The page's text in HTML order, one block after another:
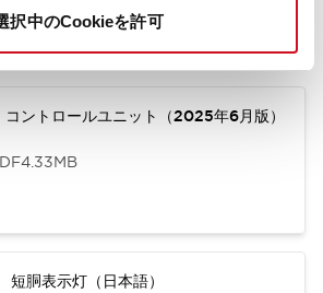
択中のCookieを許可
CAD 規格・認証
ントロールユニット（2025年6月版）
4.33MB
胴表示灯（日本語）